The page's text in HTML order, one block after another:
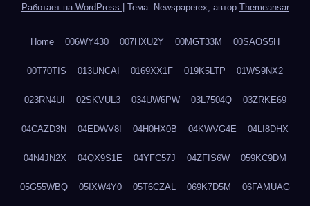
Работает на WordPress Тема: Newspaperex, автор Themeansar
Home 006WY430 007HXU2Y 00MGT33M 00SAOS5H
00T70TIS 013UNCAI 0169XX1F 019K5LTP 01WS9NX2
023RN4UI 02SKVUL3 034UW6PW 03L7504Q 03ZRKE69
04CAZD3N 04EDWV8I 04H0HX0B 04KWVG4E 04LI8DHX
04N4JN2X 04QX9S1E 04YFC57J 04ZFIS6W 059KC9DM
05G55WBQ 05IXW4Y0 05T6CZAL 069K7D5M 06FAMUAG